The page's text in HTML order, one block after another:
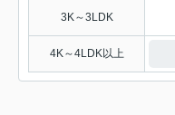
3K～3LDK
4K～4LDK以上